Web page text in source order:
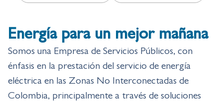
Energía para un mejor mañana
Somos una Empresa de Servicios Públicos, con
énfasis en la prestación del servicio de energía
eléctrica en las Zonas No Interconectadas de
Colombia, principalmente a través de soluciones